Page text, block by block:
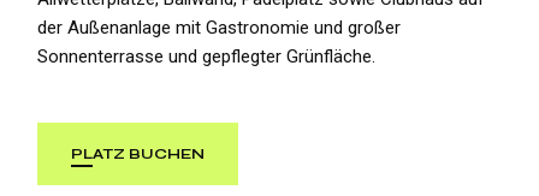
der Außenanlage mit Gastronomie und großer
Sonnenterrasse und gepflegter Grünfläche.
PLATZ BUCHEN